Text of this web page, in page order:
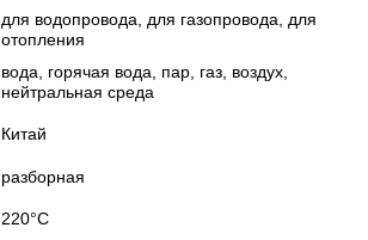
для водопровода, для газопровода, для
отопления
вода, горячая вода, пар, газ, воздух,
нейтральная среда
Китай
разборная
220°С